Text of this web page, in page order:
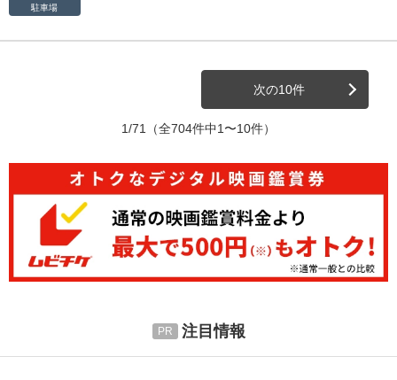
駐車場
次の10件
1/71 （全704件中1〜10件）
注目情報